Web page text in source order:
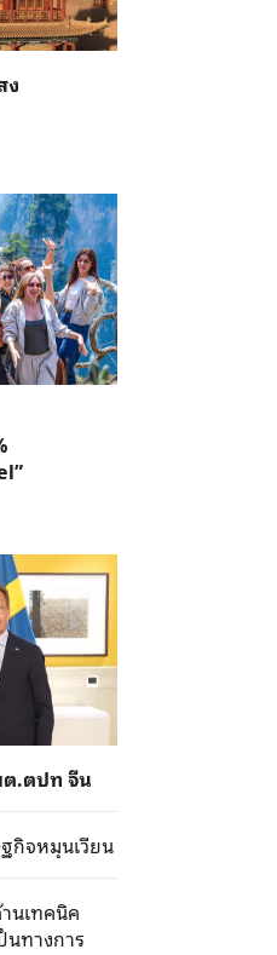
ง
ต.ตปท จีน
กิจหมุนเวียน
นเทคนิค
นทางการ